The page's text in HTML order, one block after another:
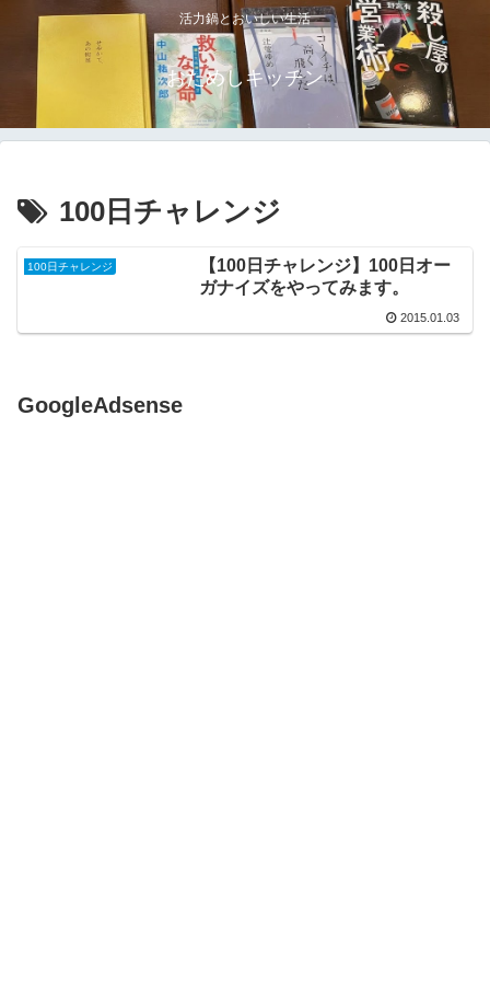
活力鍋とおいしい生活
おためしキッチン
100日チャレンジ
100日チャレンジ
【100日チャレンジ】100日オー
ガナイズをやってみます。
2015.01.03
GoogleAdsense